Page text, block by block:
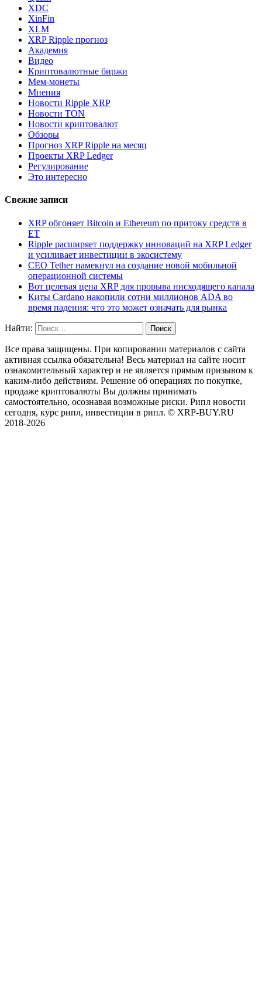
XDC
XinFin
XLM
XRP Ripple прогноз
Академия
Видео
Криптовалютные биржи
Мем-монеты
Мнения
Новости Ripple XRP
Новости TON
Новости криптовалют
Обзоры
Прогноз XRP Ripple на месяц
Проекты XRP Ledger
Регулирование
Это интересно
Свежие записи
XRP обгоняет Bitcoin и Ethereum по притоку средств в
ET
Ripple расширяет поддержку инноваций на XRP Ledger
и усиливает инвестиции в экосистему
CEO Tether намекнул на создание новой мобильной
операционной системы
Вот целевая цена XRP для прорыва нисходящего канала
Киты Cardano накопили сотни миллионов ADA во
время падения: что это может означать для рынка
Найти:
Все права защищены. При копировании материалов с сайта
активная ссылка обязательна! Весь материал на сайте носит
ознакомительный характер и не является прямым призывом к
каким-либо действиям. Решение об операциях по покупке,
продаже криптовалюты Вы должны принимать
самостоятельно, осознавая возможные риски. Рипл новости
сегодня, курс рипл, инвестиции в рипл. © XRP-BUY.RU
2018-2026